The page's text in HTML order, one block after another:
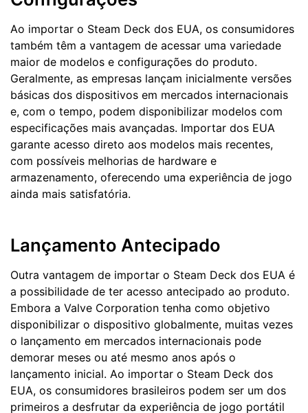
Ao importar o Steam Deck dos EUA, os consumidores
também têm a vantagem de acessar uma variedade
maior de modelos e configurações do produto.
Geralmente, as empresas lançam inicialmente versões
básicas dos dispositivos em mercados internacionais
e, com o tempo, podem disponibilizar modelos com
especificações mais avançadas. Importar dos EUA
garante acesso direto aos modelos mais recentes,
com possíveis melhorias de hardware e
armazenamento, oferecendo uma experiência de jogo
ainda mais satisfatória.
Lançamento Antecipado
Outra vantagem de importar o Steam Deck dos EUA é
a possibilidade de ter acesso antecipado ao produto.
Embora a Valve Corporation tenha como objetivo
disponibilizar o dispositivo globalmente, muitas vezes
o lançamento em mercados internacionais pode
demorar meses ou até mesmo anos após o
lançamento inicial. Ao importar o Steam Deck dos
EUA, os consumidores brasileiros podem ser um dos
primeiros a desfrutar da experiência de jogo portátil